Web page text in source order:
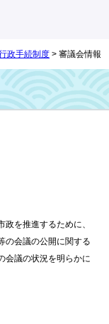
政手続制度 > 審議会情報
を推進するために、
の会議の公開に関する
会議の状況を明らかに